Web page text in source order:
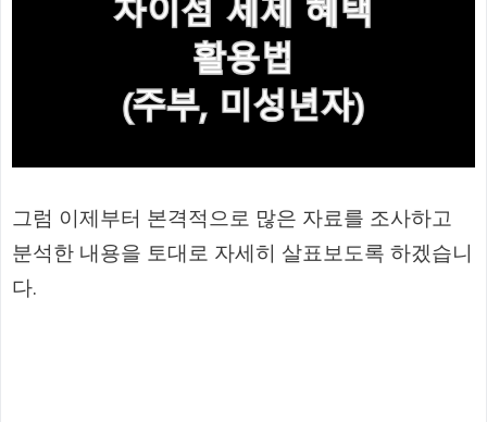
그럼 이제부터 본격적으로 많은 자료를 조사하고
분석한 내용을 토대로 자세히 살표보도록 하겠습니
다.